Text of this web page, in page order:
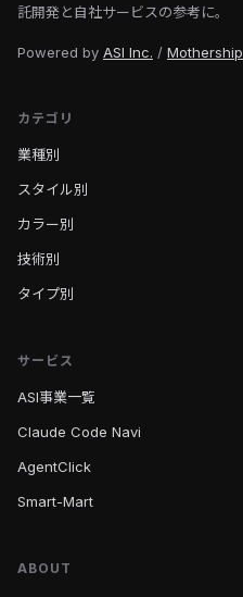
託開発と自社サービスの参考に。
Powered by ASI Inc. / Mothership
カテゴリ
業種別
スタイル別
カラー別
技術別
タイプ別
サービス
ASI事業一覧
Claude Code Navi
AgentClick
Smart-Mart
ABOUT